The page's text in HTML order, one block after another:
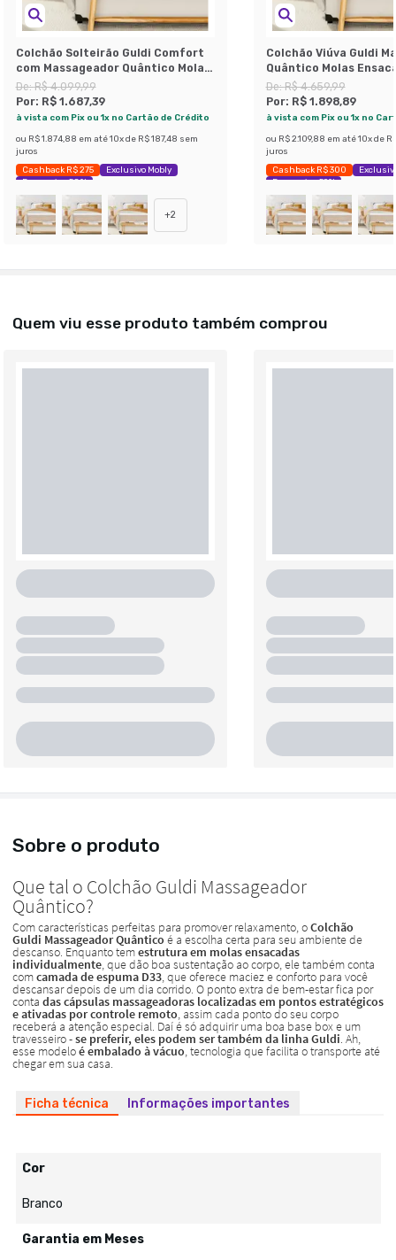
Colchão Solteirão Guldi Comfort
com Massageador Quântico Molas
Ensacadas (30x96x203) Branco e
Bege
De:R$ 4.099,99
Por: R$ 1.687,39
à vista com Pix ou 1x no Cartão de Crédito
ou R$ 1.874,88 em até 10x de R$ 187,48 sem
juros
Cashback R$ 275
Exclusivo Mobly
Economize 58%
+2
Colchão Viúva Guldi
Quântico Molas
(30x128x188) Branco
De:R$ 4.659,99
Por: R$ 1.898,89
à vista com Pix ou 1x no
ou R$ 2.109,88 em até 10x de
juros
Cashback R$ 300
Economize 59%
Quem viu esse produto também comprou
Sobre o produto
Ficha técnica Informações importantes
Cor
Branco
Garantia em Meses